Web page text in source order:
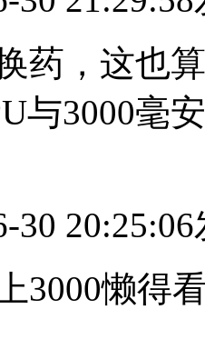
药，这也
与3000毫
30
3000懒得